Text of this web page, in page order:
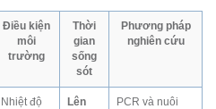
Điều kiện
môi
trường
Thời
gian
sống
sót
Phương pháp
nghiên cứu
Nhiệt độ
Lên
PCR và nuôi